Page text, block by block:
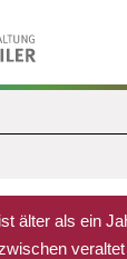
älter als ein